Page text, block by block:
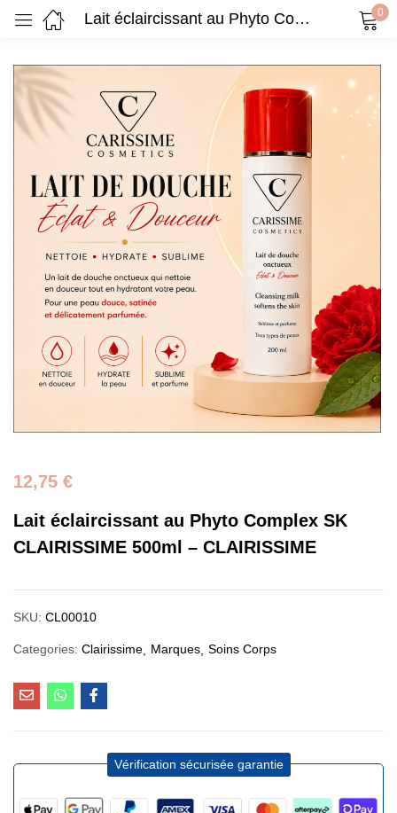
Lait éclaircissant au Phyto Complex SK CLAIRISSIME 500ml – CLAIRISSIME 0
12,75 €
Lait éclaircissant au Phyto Complex SK
CLAIRISSIME 500ml – CLAIRISSIME
SKU: CL00010
Categories: Clairissime Marques Soins Corps
Vérification sécurisée garantie
Remember me Lost password?
Log in
Create an account